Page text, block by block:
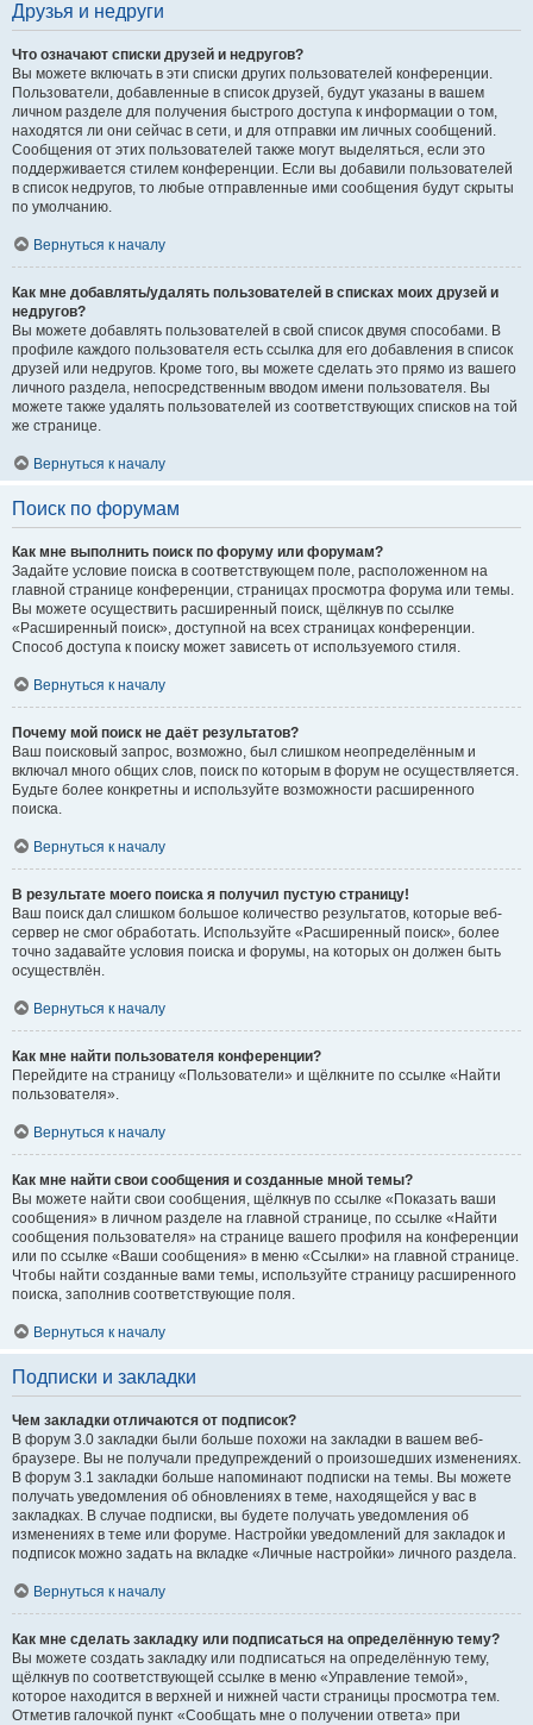
Друзья и недруги
Что означают списки друзей и недругов?
Вы можете включать в эти списки других пользователей конференции.
Пользователи, добавленные в список друзей, будут указаны в вашем
личном разделе для получения быстрого доступа к информации о том,
находятся ли они сейчас в сети, и для отправки им личных сообщений.
Сообщения от этих пользователей также могут выделяться, если это
поддерживается стилем конференции. Если вы добавили пользователей
в список недругов, то любые отправленные ими сообщения будут скрыты
по умолчанию.
Вернуться к началу
Как мне добавлять/удалять пользователей в списках моих друзей и
недругов?
Вы можете добавлять пользователей в свой список двумя способами. В
профиле каждого пользователя есть ссылка для его добавления в список
друзей или недругов. Кроме того, вы можете сделать это прямо из вашего
личного раздела, непосредственным вводом имени пользователя. Вы
можете также удалять пользователей из соответствующих списков на той
же странице.
Вернуться к началу
Поиск по форумам
Как мне выполнить поиск по форуму или форумам?
Задайте условие поиска в соответствующем поле, расположенном на
главной странице конференции, страницах просмотра форума или темы.
Вы можете осуществить расширенный поиск, щёлкнув по ссылке
«Расширенный поиск», доступной на всех страницах конференции.
Способ доступа к поиску может зависеть от используемого стиля.
Вернуться к началу
Почему мой поиск не даёт результатов?
Ваш поисковый запрос, возможно, был слишком неопределённым и
включал много общих слов, поиск по которым в форум не осуществляется.
Будьте более конкретны и используйте возможности расширенного
поиска.
Вернуться к началу
В результате моего поиска я получил пустую страницу!
Ваш поиск дал слишком большое количество результатов, которые веб-
сервер не смог обработать. Используйте «Расширенный поиск», более
точно задавайте условия поиска и форумы, на которых он должен быть
осуществлён.
Вернуться к началу
Как мне найти пользователя конференции?
Перейдите на страницу «Пользователи» и щёлкните по ссылке «Найти
пользователя».
Вернуться к началу
Как мне найти свои сообщения и созданные мной темы?
Вы можете найти свои сообщения, щёлкнув по ссылке «Показать ваши
сообщения» в личном разделе на главной странице, по ссылке «Найти
сообщения пользователя» на странице вашего профиля на конференции
или по ссылке «Ваши сообщения» в меню «Ссылки» на главной странице.
Чтобы найти созданные вами темы, используйте страницу расширенного
поиска, заполнив соответствующие поля.
Вернуться к началу
Подписки и закладки
Чем закладки отличаются от подписок?
В форум 3.0 закладки были больше похожи на закладки в вашем веб-
браузере. Вы не получали предупреждений о произошедших изменениях.
В форум 3.1 закладки больше напоминают подписки на темы. Вы можете
получать уведомления об обновлениях в теме, находящейся у вас в
закладках. В случае подписки, вы будете получать уведомления об
изменениях в теме или форуме. Настройки уведомлений для закладок и
подписок можно задать на вкладке «Личные настройки» личного раздела.
Вернуться к началу
Как мне сделать закладку или подписаться на определённую тему?
Вы можете создать закладку или подписаться на определённую тему,
щёлкнув по соответствующей ссылке в меню «Управление темой»,
которое находится в верхней и нижней части страницы просмотра тем.
Отметив галочкой пункт «Сообщать мне о получении ответа» при